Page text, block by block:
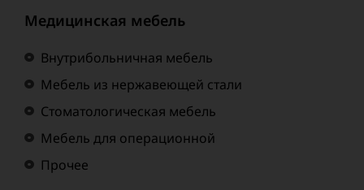
Медицинская мебель
Внутрибольничная мебель
Мебель из нержавеющей стали
Стоматологическая мебель
Мебель для операционной
Прочее